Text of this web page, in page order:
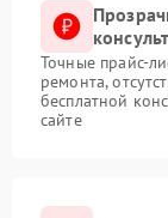
Точные прайс-
ремонта,
бесплатной
сайте